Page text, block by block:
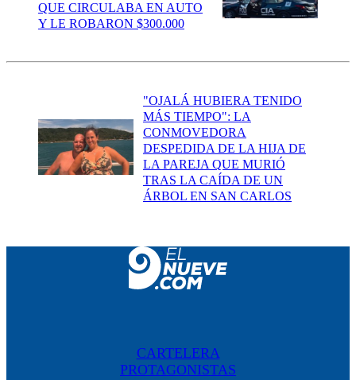
QUE CIRCULABA EN AUTO
Y LE ROBARON $300.000
"OJALÁ HUBIERA TENIDO
MÁS TIEMPO": LA
CONMOVEDORA
DESPEDIDA DE LA HIJA DE
LA PAREJA QUE MURIÓ
TRAS LA CAÍDA DE UN
ÁRBOL EN SAN CARLOS
CARTELERA
PROTAGONISTAS